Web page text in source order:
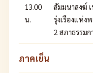
13.00
น.
สัมมนาสงฆ์
รุ่งเรืองแห่
2 สภาธรรมก
ภาคเย็น